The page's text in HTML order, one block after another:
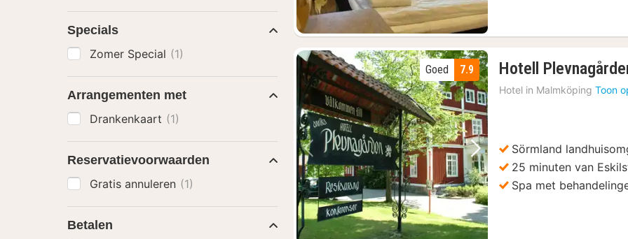
Vorige foto Volgende foto
7.9
Goed Hotell
Hotel in Malmköping Toon
Sörmland
25 minuten van
Spa met
Specials
Zomer Special (1)
Arrangementen met
Drankenkaart (1)
Reservatievoorwaarden
Gratis annuleren (1)
Betalen